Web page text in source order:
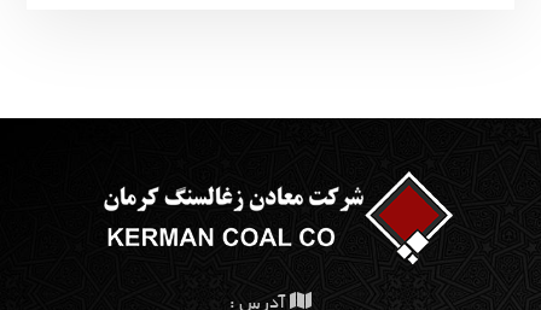
آدرس :